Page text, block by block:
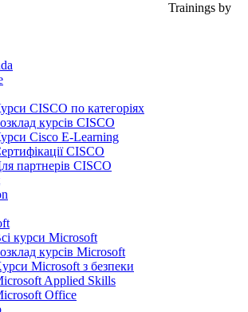
Trainings by
CISCO по категоріях
курсів CISCO
Cisco E-Learning
CISCO
партнерів CISCO
курси Microsoft
курсів Microsoft
Microsoft з безпеки
Applied Skills
Office